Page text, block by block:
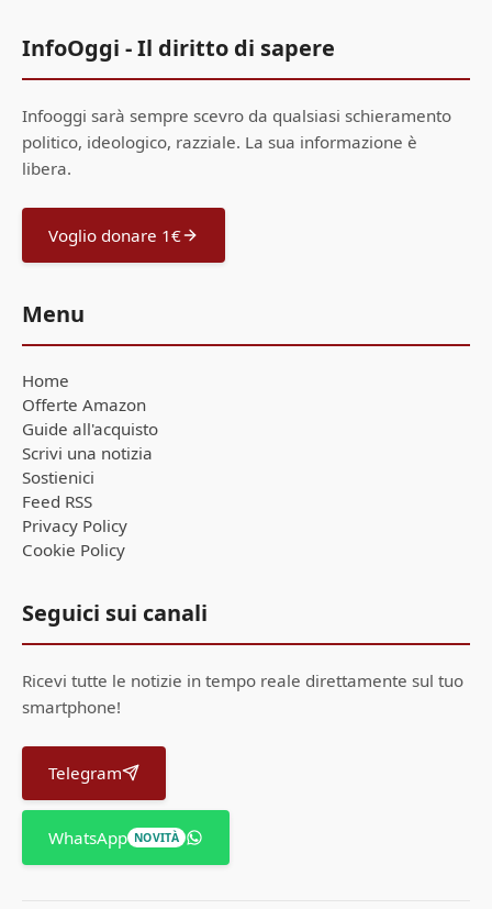
InfoOggi - Il diritto di sapere
Infooggi sarà sempre scevro da qualsiasi schieramento
politico, ideologico, razziale. La sua informazione è
libera.
Voglio donare 1€
Menu
Home
Offerte Amazon
Guide all'acquisto
Scrivi una notizia
Sostienici
Feed RSS
Privacy Policy
Cookie Policy
Seguici sui canali
Ricevi tutte le notizie in tempo reale direttamente sul tuo
smartphone!
Telegram
WhatsApp NOVITÀ